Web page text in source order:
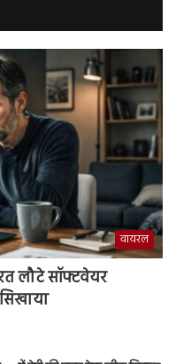
वायरल
लौटे सॉफ्टवेयर